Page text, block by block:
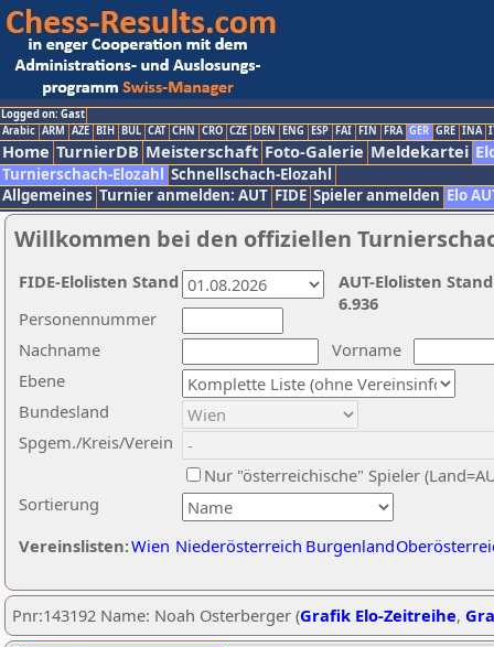
Logged on: Gast
Arabic ARM AZE BIH BUL CAT CHN CRO CZE DEN ENG ESP FAI FIN FRA GER GRE INA
Home TurnierDB Meisterschaft Foto-Galerie Meldekartei
Turnierschach-Elozahl Schnellschach-Elozahl
Allgemeines Turnier anmelden: AUT FIDE Spieler anmelden Elo
Willkommen bei den offiziellen
Nachname
Vorname
Ebene
Sortierung
Personennummer
Bundesland
Spgem./Kreis/Verein
Nur "österreichische" Spieler
Vereinslisten:Wien Niederösterreich Burgenland
AUT-Elolisten
6.936
FIDE-Elolisten Stand
Pnr:143192 Name: Noah Osterberger (Grafik Elo-Zeitreihe,